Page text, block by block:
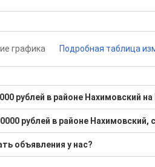
графика Подробная таблица
рублей в районе Нахимовский
до 5000000 рублей в районе
объявления
рублей в районе
000 Р. Максимальная цена: 5 000
107 Р
объявления у нас?